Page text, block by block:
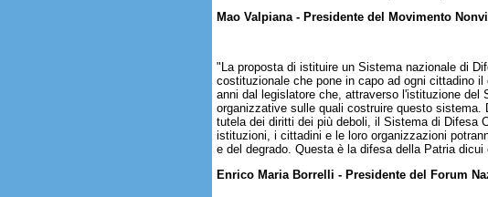
Mao Valpiana - Presidente del Movimento
"La proposta di istituire un Sistema nazionale di
costituzionale che pone in capo ad ogni cittadino
anni dal legislatore che, attraverso l'istituzione
organizzative sulle quali costruire questo
tutela dei diritti dei più deboli, il Sistema di Difesa
istituzioni, i cittadini e le loro organizzazioni
e del degrado. Questa è la difesa della Patria dicui
Enrico Maria Borrelli - Presidente del Forum